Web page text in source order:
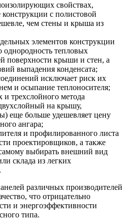
свойствах,
с полистовой
чем стены и крыша из
элементов конструкции
однородность тепловых
поверхности крыши и стен, а
выпадения конденсата;
исключает риск их
и осыпание теплоносителя;
трехслойного метода
на крышу,
еще больше удешевляет цену
ангара;
и профилированного листа
проектировщиков, а также
самому выбирать внешний вид
склада из легких
различных производителей
что отрицательно
и энергоэффективности
типа.